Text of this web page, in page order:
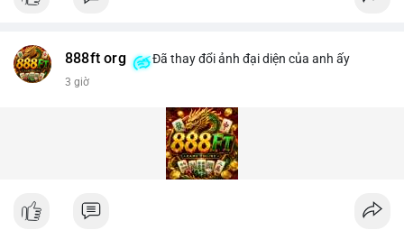
888ft org Đã thay đổi ảnh đại diện của anh ấy
3 giờ